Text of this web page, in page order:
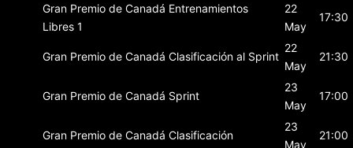
Gran Premio de Canadá Entrenamientos
Libres 1
22
May
17:30
Gran Premio de Canadá Clasificación al Sprint
22
May
21:30
Gran Premio de Canadá Sprint
23
May
17:00
Gran Premio de Canadá Clasificación
23
May
21:00